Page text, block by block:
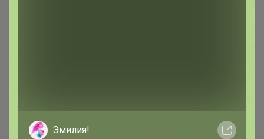
История проведённых выкупов
Эмилия!